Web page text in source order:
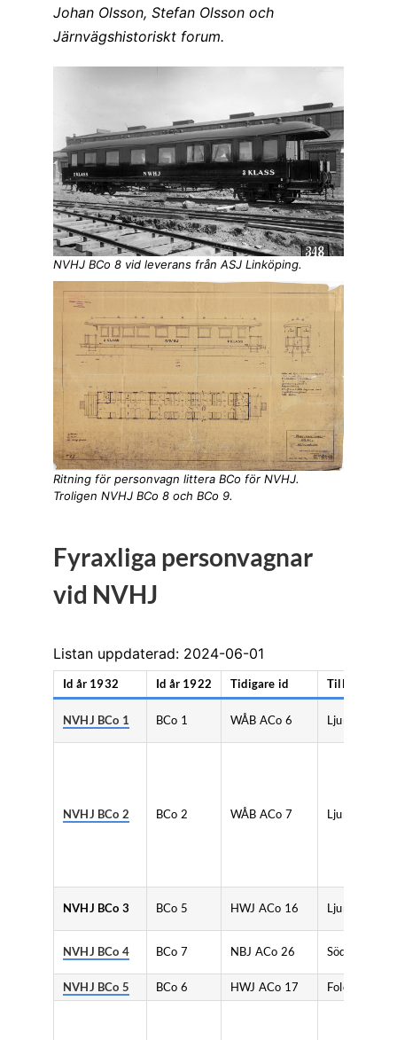
Johan Olsson, Stefan Olsson och
Järnvägshistoriskt forum.
NVHJ BCo 8 vid leverans från ASJ Linköping.
Ritning för personvagn littera BCo för NVHJ.
Troligen NVHJ BCo 8 och BCo 9.
Fyraxliga personvagnar
vid NVHJ
Listan uppdaterad: 2024-06-01
Id år 1932 Id år 1922 Tidigare id Tillverkare
NVHJ BCo 1 BCo 1 WÅB ACo 6 Ljunggrens
NVHJ BCo 2 BCo 2 WÅB ACo 7 Ljunggrens
NVHJ BCo 3 BCo 5 HWJ ACo 16 Ljunggrens
NVHJ BCo 4 BCo 7 NBJ ACo 26 Södertelge
NVHJ BCo 5 BCo 6 HWJ ACo 17 Fole